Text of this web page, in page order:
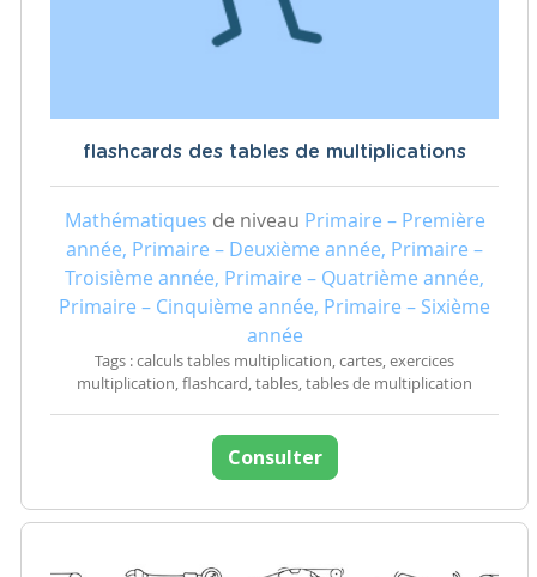
flashcards des tables de multiplications
Mathématiques de niveau Primaire – Première
année, Primaire – Deuxième année, Primaire –
Troisième année, Primaire – Quatrième année,
Primaire – Cinquième année, Primaire – Sixième
année
Tags : calculs tables multiplication, cartes, exercices
multiplication, flashcard, tables, tables de multiplication
Consulter